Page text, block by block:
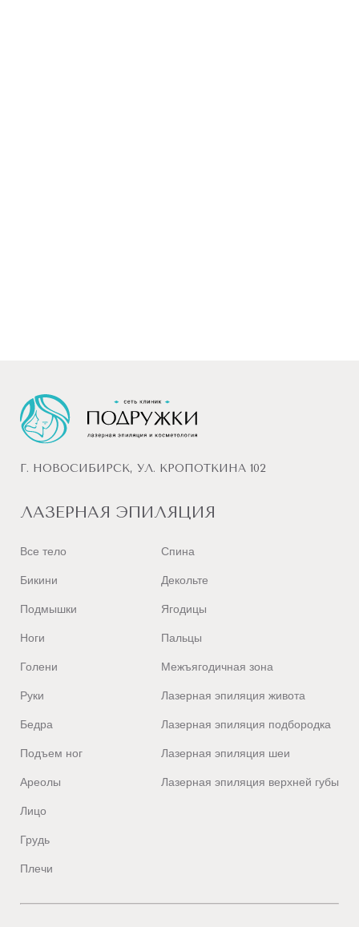
Г. НОВОСИБИРСК, УЛ. КРОПОТКИНА 102
ЛАЗЕРНАЯ ЭПИЛЯЦИЯ
Все тело
Бикини
Подмышки
Ноги
Голени
Руки
Бедра
Подъем ног
Ареолы
Лицо
Грудь
Плечи
Спина
Декольте
Ягодицы
Пальцы
Межъягодичная зона
Лазерная эпиляция живота
Лазерная эпиляция подбородка
Лазерная эпиляция шеи
Лазерная эпиляция верхней губы